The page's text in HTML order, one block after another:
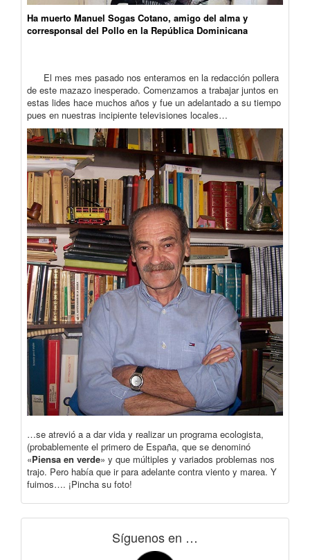
Ha muerto Manuel Sogas Cotano, amigo del alma y
corresponsal del Pollo en la República Dominicana
El mes mes pasado nos enteramos en la redacción pollera
de este mazazo inesperado. Comenzamos a trabajar juntos en
estas lides hace muchos años y fue un adelantado a su tiempo
pues en nuestras incipiente televisiones locales…
…se atrevió a a dar vida y realizar un programa ecologista,
(probablemente el primero de España, que se denominó
«Piensa en verde» y que múltiples y variados problemas nos
trajo. Pero había que ir para adelante contra viento y marea. Y
fuimos…. ¡Pincha su foto!
Síguenos en …